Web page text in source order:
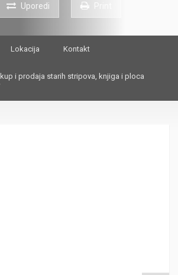
Uporedi
Lokacija Kontakt
i prodaja starih stripova, knjiga i ploca